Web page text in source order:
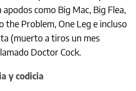
como Big Mac, Big Flea,
the Problem, One Leg e incluso
(muerto a tiros un mes
Doctor Cock.
y codicia